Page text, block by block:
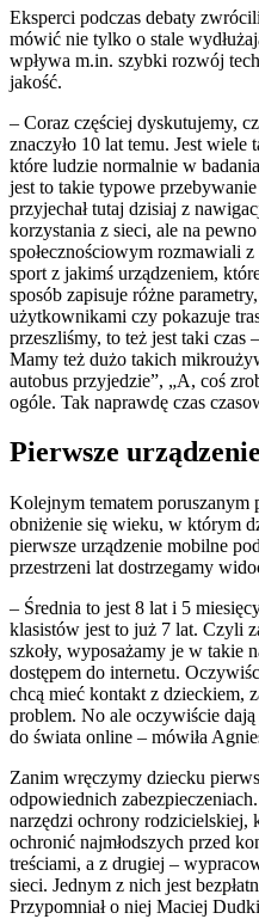
Eksperci podczas debaty
mówić nie tylko o stale
wpływa m.in. szybki rozwój
jakość.
– Coraz częściej dyskutujemy,
znaczyło 10 lat temu. Jest
które ludzie normalnie w
jest to takie typowe
przyjechał tutaj dzisiaj z
korzystania z sieci, ale na
społecznościowym rozmawiali
sport z jakimś urządzeniem,
sposób zapisuje różne
użytkownikami czy pokazuje
przeszliśmy, to też jest taki czas
Mamy też dużo takich
autobus przyjedzie”, „A, coś
ogóle. Tak naprawdę czas
Pierwsze
Kolejnym tematem poruszanym
obniżenie się wieku, w którym
pierwsze urządzenie mobilne
przestrzeni lat dostrzegamy
– Średnia to jest 8 lat i 5
klasistów jest to już 7 lat. Czyli
szkoły, wyposażamy je w takie
dostępem do internetu.
chcą mieć kontakt z dzieckiem,
problem. No ale oczywiście
do świata online – mówiła
Zanim wręczymy dziecku
odpowiednich
narzędzi ochrony rodzicielskiej,
ochronić najmłodszych przed
treściami, a z drugiej –
sieci. Jednym z nich jest
Przypomniał o niej Maciej